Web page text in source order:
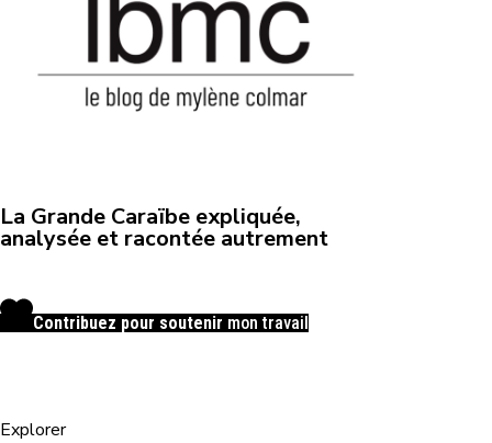
La Grande Caraïbe expliquée,
analysée et racontée autrement
Contribuez pour soutenir mon travail
Explorer